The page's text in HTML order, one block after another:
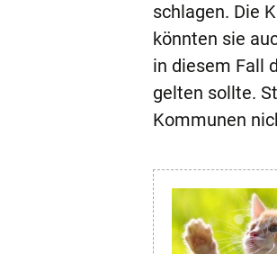
schlagen. Die
könnten sie
in diesem Fall
gelten sollte.
Kommunen